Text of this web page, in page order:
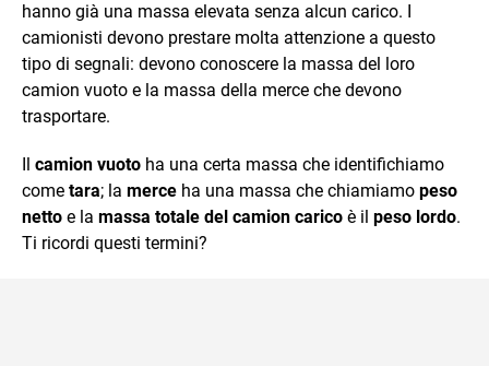
hanno già una massa elevata senza alcun carico. I
camionisti devono prestare molta attenzione a questo
tipo di segnali: devono conoscere la massa del loro
camion vuoto e la massa della merce che devono
trasportare.
Il camion vuoto ha una certa massa che identifichiamo
come tara; la merce ha una massa che chiamiamo peso
netto e la massa totale del camion carico è il peso lordo.
Ti ricordi questi termini?